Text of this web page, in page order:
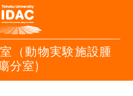
（動物実験施設腫
分室)